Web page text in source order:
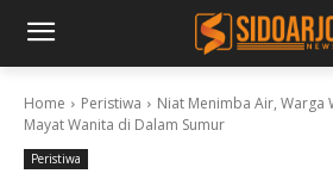
Home Peristiwa
Niat Menimba Air, Warga
Mayat Wanita di Dalam Sumur
Peristiwa